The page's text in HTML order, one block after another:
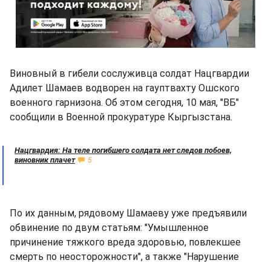
Виновный в гибели сослуживца солдат Нацгвардии
Адилет Шамаев водворен на гауптвахту Ошского
военного гарнизона. Об этом сегодня, 10 мая, "ВБ"
сообщили в Военной прокуратуре Кыргызстана.
Нацгвардия: На теле погибшего солдата нет следов побоев,
виновник плачет
5
По их данным, рядовому Шамаеву уже предъявили
обвинение по двум статьям: "Умышленное
причинение тяжкого вреда здоровью, повлекшее
смерть по неосторожности", а также "Нарушение